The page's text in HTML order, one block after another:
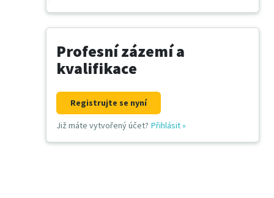
Profesní zázemí a
kvalifikace
Registrujte se nyní
Již máte vytvořený účet? Přihlásit»